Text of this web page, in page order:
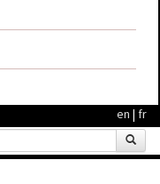
en | fr